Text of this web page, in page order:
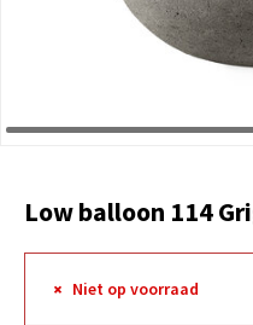
Low balloon 114
Niet op voorraad